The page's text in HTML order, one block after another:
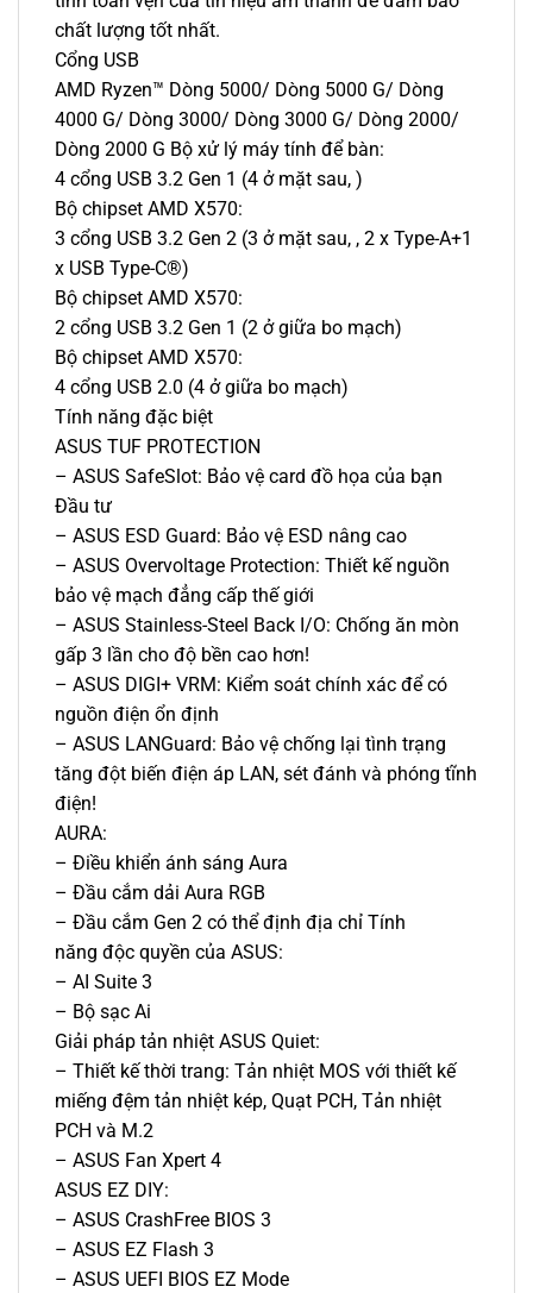
chất lượng tốt nhất.
Cổng USB
AMD Ryzen™ Dòng 5000/ Dòng 5000 G/ Dòng
4000 G/ Dòng 3000/ Dòng 3000 G/ Dòng 2000/
Dòng 2000 G Bộ xử lý máy tính để bàn:
4 cổng USB 3.2 Gen 1 (4 ở mặt sau, )
Bộ chipset AMD X570:
3 cổng USB 3.2 Gen 2 (3 ở mặt sau, , 2 x Type-A+1
x USB Type-C®)
Bộ chipset AMD X570:
2 cổng USB 3.2 Gen 1 (2 ở giữa bo mạch)
Bộ chipset AMD X570:
4 cổng USB 2.0 (4 ở giữa bo mạch)
Tính năng đặc biệt
ASUS TUF PROTECTION
– ASUS SafeSlot: Bảo vệ card đồ họa của bạn
Đầu tư
– ASUS ESD Guard: Bảo vệ ESD nâng cao
– ASUS Overvoltage Protection: Thiết kế nguồn
bảo vệ mạch đẳng cấp thế giới
– ASUS Stainless-Steel Back I/O: Chống ăn mòn
gấp 3 lần cho độ bền cao hơn!
– ASUS DIGI+ VRM: Kiểm soát chính xác để có
nguồn điện ổn định
– ASUS LANGuard: Bảo vệ chống lại tình trạng
tăng đột biến điện áp LAN, sét đánh và phóng tĩnh
điện!
AURA:
– Điều khiển ánh sáng Aura
– Đầu cắm dải Aura RGB
– Đầu cắm Gen 2 có thể định địa chỉ Tính
năng độc quyền của ASUS:
– AI Suite 3
– Bộ sạc Ai
Giải pháp tản nhiệt ASUS Quiet:
– Thiết kế thời trang: Tản nhiệt MOS với thiết kế
miếng đệm tản nhiệt kép, Quạt PCH, Tản nhiệt
PCH và M.2
– ASUS Fan Xpert 4
ASUS EZ DIY:
– ASUS CrashFree BIOS 3
– ASUS EZ Flash 3
– ASUS UEFI BIOS EZ Mode